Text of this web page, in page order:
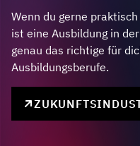
Wenn du gerne
ist eine Ausbildung in
genau das richtige für
Ausbildungsberufe.